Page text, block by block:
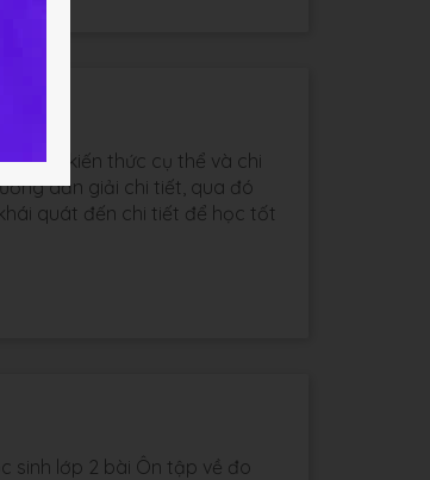
soạn kiến thức cụ thể và chi
dẫn giải chi tiết, qua đó
quát đến chi tiết để học tốt
sinh lớp 2 bài Ôn tập về đo